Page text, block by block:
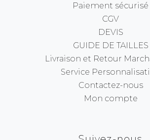
Paiement sécurisé
CGV
DEVIS
GUIDE DE TAILLES
Livraison et Retour
Service
Contactez-nous
Mon compte